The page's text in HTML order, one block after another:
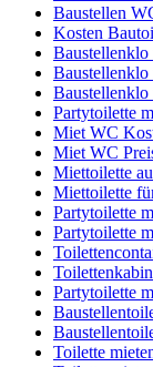
Baustellen
Kosten
Baustellenklo
Baustellenklo
Partytoilette
Miet WC
Miet WC
Miettoilette
Miettoilette
Partytoilette
Partytoilette
Partytoilette
Toilette